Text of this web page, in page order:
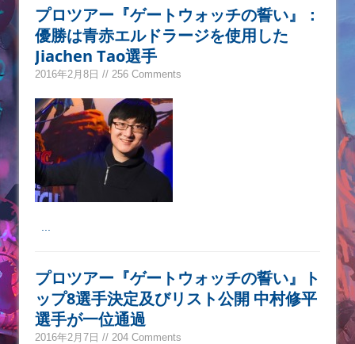
プロツアー『ゲートウォッチの誓い』：
優勝は青赤エルドラージを使用した
Jiachen Tao選手
2016年2月8日 // 256 Comments
プロツアー『ゲートウォッチの誓い』ト
ップ8選手決定及びリスト公開 中村修平
選手が一位通過
2016年2月7日 // 204 Comments